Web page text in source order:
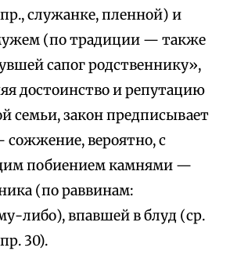
служанке, пленной) и
(по традиции — также
сапог родственнику»,
достоинство и репутацию
семьи, закон предписывает
сожжение, вероятно, с
побиением камнями —
(по раввинам:
либо), впавшей в блуд (ср.
30).